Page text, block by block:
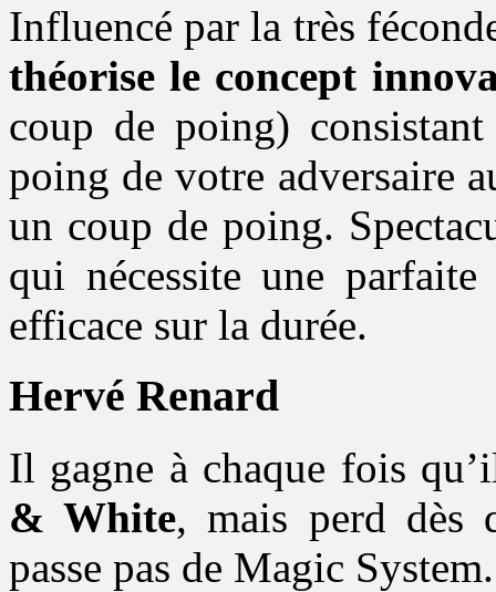
Influencé par la très
théorise le concept
coup de poing)
poing de votre adversaire
un coup de poing.
qui nécessite une
efficace sur la durée.
Hervé Renard
Il gagne à chaque fois
& White, mais perd dès
passe pas de Magic System.